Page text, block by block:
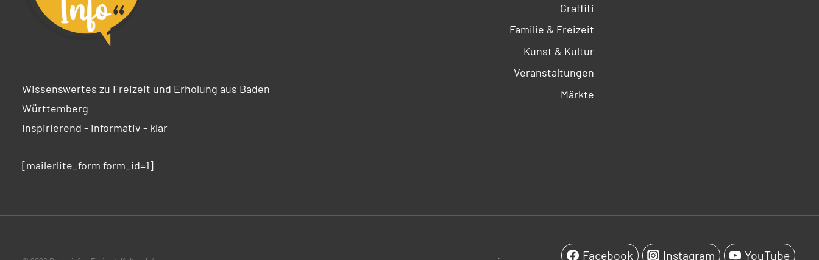
Wissenswertes zu Freizeit und Erholung aus Baden
Württemberg
inspirierend - informativ - klar
[mailerlite_form form_id=1]
Graffiti
Familie & Freizeit
Kunst & Kultur
Veranstaltungen
Märkte
Facebook Instagram YouTube